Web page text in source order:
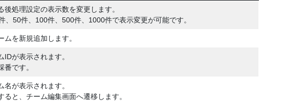
後処理設定の表示数を変更します。
、50件、100件、500件、1000件で表示変更が可能です。
ムを新規追加します。
IDが表示されます。
です。
名が表示されます。
ると、チーム編集画面へ遷移します。